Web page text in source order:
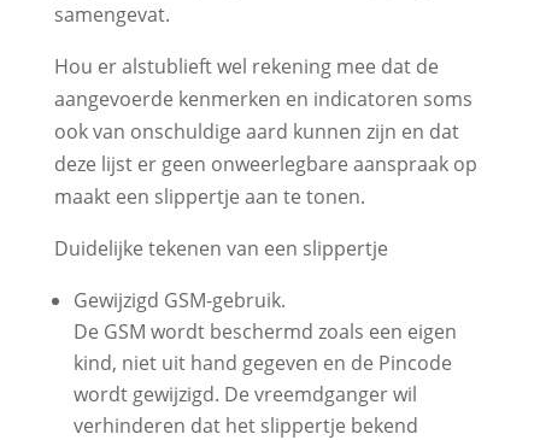
samengevat.
Hou er alstublieft wel rekening mee dat de
aangevoerde kenmerken en indicatoren soms
ook van onschuldige aard kunnen zijn en dat
deze lijst er geen onweerlegbare aanspraak op
maakt een slippertje aan te tonen.
Duidelijke tekenen van een slippertje
Gewijzigd GSM-gebruik.
De GSM wordt beschermd zoals een eigen
kind, niet uit hand gegeven en de Pincode
wordt gewijzigd. De vreemdganger wil
verhinderen dat het slippertje bekend